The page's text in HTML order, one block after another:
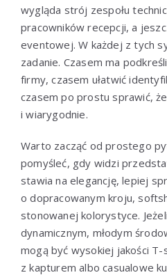
wygląda strój zespołu
pracowników recepcji, a
eventowej. W każdej z tych
zadanie. Czasem ma
firmy, czasem ułatwić
czasem po prostu sprawić,
i wiarygodnie.
Warto zacząć od prostego
pomyśleć, gdy widzi
stawia na elegancję, lepiej
o dopracowanym kroju,
stonowanej kolorystyce.
dynamicznym, młodym
mogą być wysokiej jakości
z kapturem albo casualowe